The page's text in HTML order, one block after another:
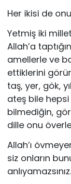
Her ikisi de
Yetmiş iki
Allah’a
amellerle ve
ettikleri­ni
taş, yer, gök,
ateş bile
bilmediğin,
dille onu
Allah’ı
siz onların